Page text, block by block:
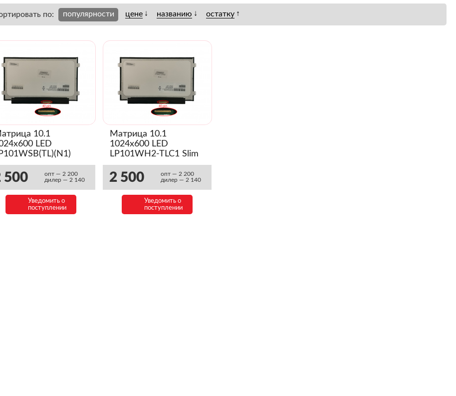
по: популярности цене ↓ названию ↓ остатку ↑
10.1
LED
(Глянец)
500
опт — 2 200
дилер — 2 140
Уведомить о
поступлении
Матрица 10.1
1024x600 LED
LP101WH2-TLC1 Slim
(Глянец)
2 500
опт — 2 200
дилер — 2 140
Уведомить о
поступлении